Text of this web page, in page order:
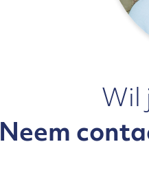
Wil
Neem